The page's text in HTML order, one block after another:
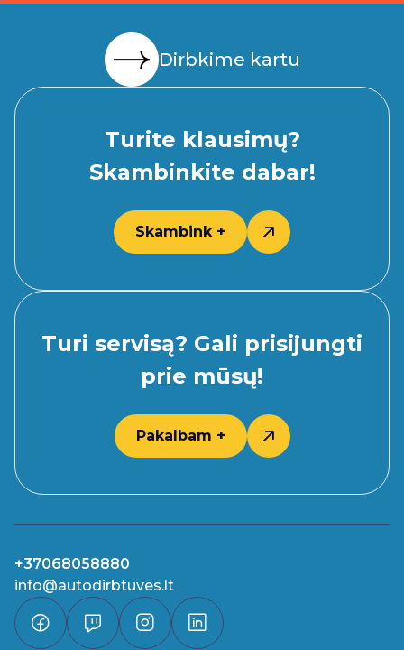
Dirbkime kartu
Turite klausimų?
Skambinkite dabar!
Skambink +
Turi servisą? Gali prisijungti
prie mūsų!
Pakalbam +
+37068058880
info@autodirbtuves.lt